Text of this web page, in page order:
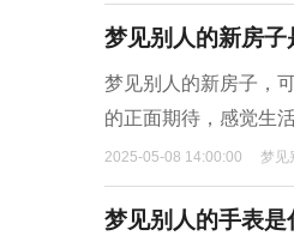
梦见别人的新房子
梦见别人的新房子，
的正面期待，感觉生
2025-05-08 14:00:00 梦见
梦见别人的手表是